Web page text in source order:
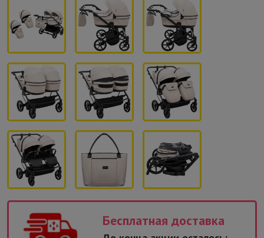
Бесплатная доставка